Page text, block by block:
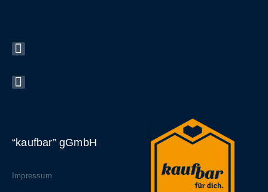
“kaufbar” gGmbH
Impressum